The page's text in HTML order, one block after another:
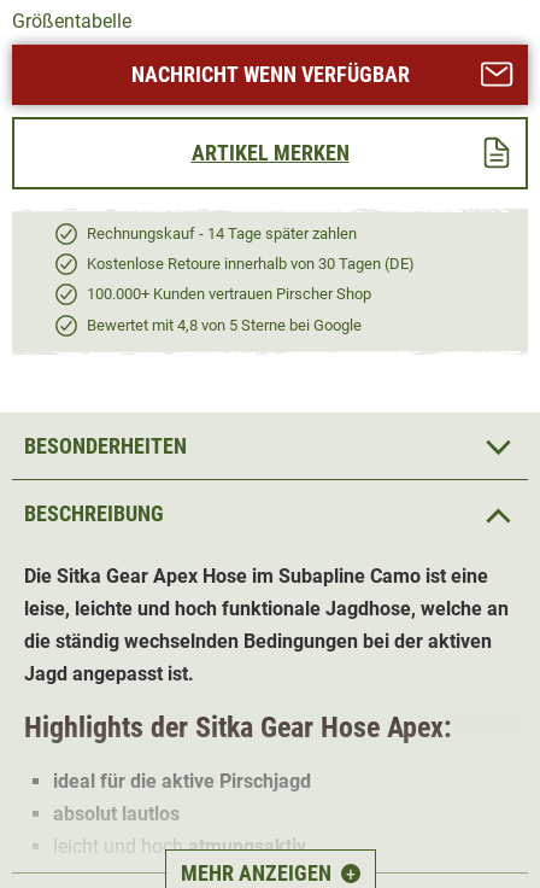
Größentabelle
NACHRICHT WENN VERFÜGBAR
ARTIKEL MERKEN
Rechnungskauf - 14 Tage später zahlen
Kostenlose Retoure innerhalb von 30 Tagen (DE)
100.000+ Kunden vertrauen Pirscher Shop
Bewertet mit 4,8 von 5 Sterne bei Google
BESCHREIBUNG
Die Sitka Gear Apex Hose im Subapline Camo ist eine
leise, leichte und hoch funktionale Jagdhose, welche an
die ständig wechselnden Bedingungen bei der aktiven
Jagd angepasst ist.
Highlights der Sitka Gear Hose Apex:
ideal für die aktive Pirschjagd
absolut lautlos
leicht und hochatmungsaktiv
Mico Grid Fleece- warm und trotzdem atmungsaktiv
MEHR ANZEIGEN +
BESONDERHEITEN